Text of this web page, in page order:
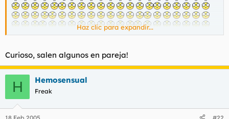
Haz clic para expandir...
Curioso, salen algunos en pareja!
H Hemosensual
Freak